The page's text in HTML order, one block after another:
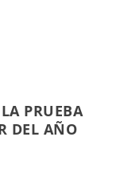
PRUEBA
DEL AÑO